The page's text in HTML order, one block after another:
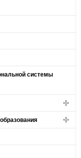
системы